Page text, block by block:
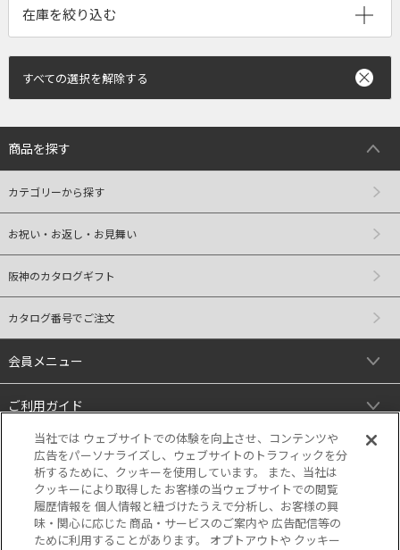
すべての選択を解除する
商品を探す
カテゴリーから探す
お祝い・お返し・お見舞い
阪神のカタログギフト
カタログ番号でご注文
会員メニュー
ご利用ガイド
リンク
当社では ウェブサイトでの体験を向上させ、コンテンツや
広告をパーソナライズし、ウェブサイトのトラフィックを分
析するために、クッキーを使用しています。 また、当社は
クッキーにより取得した お客様の当ウェブサイトでの閲覧
履歴情報を 個人情報と紐づけたうえで分析し、お客様の興
味・関心に応じた 商品・サービスのご案内や 広告配信等の
ために利用することがあります。 オプトアウトや クッキー